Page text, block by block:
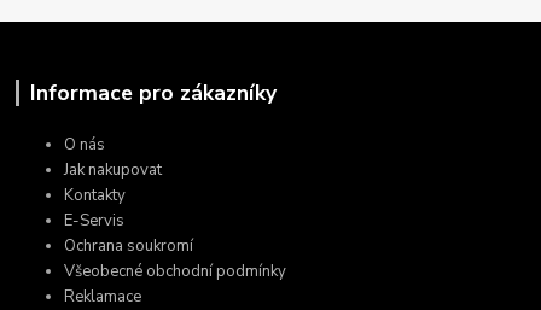
Informace pro zákazníky
O nás
Jak nakupovat
Kontakty
E-Servis
Ochrana soukromí
Všeobecné obchodní podmínky
Reklamace